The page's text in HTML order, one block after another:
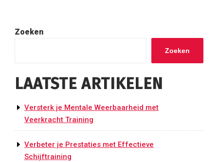
Zoeken
Zoeken
LAATSTE ARTIKELEN
Versterk je Mentale Weerbaarheid met
Veerkracht Training
Verbeter je Prestaties met Effectieve
Schijftraining